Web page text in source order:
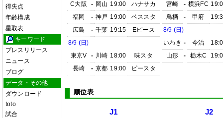
得失点
年齢構成
星取表
キーワード
プレスリリース
ニュース
ブログ
データ・その他
ダウンロード
toto
試合
C大阪
- 岡山 19:00
ハナサカ
福岡
- 神戸 19:00
ベススタ
広島
- 千葉 19:15
Eピース
8/9 (日)
東京V
- 川崎 18:00
味スタ
長崎
- 京都 19:00 ピースタ
宮崎
- 横浜FC
鳥栖
- 甲府
8/9 (日)
いわき - 今治
山形
- 栃木C
順位表
J1 J2